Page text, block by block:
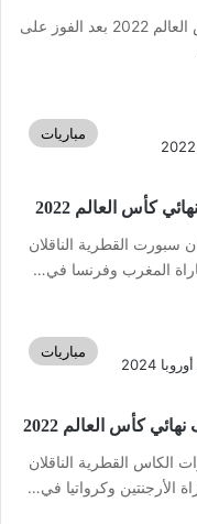
قاد ليونيل ميسي منتخب بلاده إلى نهائي كأس العالم 2022 بعد الفوز على
مباريات
كأس العالم 2022
القطرية الناقلان
المغرب وفرنسا في…
مباريات
كأس العالم 2022
القطرية الناقلان
الأرجنتين وكرواتيا في…